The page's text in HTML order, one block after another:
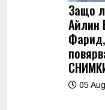
Защо
Айлин
05